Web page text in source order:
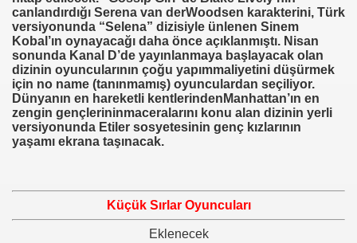
canlandırdığı Serena van derWoodsen karakterini, Türk
versiyonunda “Selena” dizisiyle ünlenen Sinem
Kobal’ın oynayacağı daha önce açıklanmıştı. Nisan
sonunda Kanal D’de yayınlanmaya başlayacak olan
dizinin oyuncularının çoğu yapımmaliyetini düşürmek
için no name (tanınmamış) oyunculardan seçiliyor.
Dünyanın en hareketli kentlerindenManhattan’ın en
zengin gençlerininmaceralarını konu alan dizinin yerli
versiyonunda Etiler sosyetesinin genç kızlarının
yaşamı ekrana taşınacak.
Küçük Sırlar Oyuncuları
Eklenecek